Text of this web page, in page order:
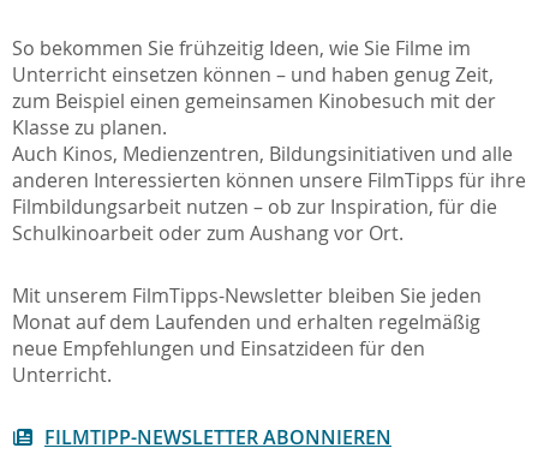
So bekommen Sie frühzeitig Ideen, wie Sie Filme im
Unterricht einsetzen können – und haben genug Zeit,
zum Beispiel einen gemeinsamen Kinobesuch mit der
Klasse zu planen.
Auch Kinos, Medienzentren, Bildungsinitiativen und alle
anderen Interessierten können unsere FilmTipps für ihre
Filmbildungsarbeit nutzen – ob zur Inspiration, für die
Schulkinoarbeit oder zum Aushang vor Ort.
Mit unserem FilmTipps-Newsletter bleiben Sie jeden
Monat auf dem Laufenden und erhalten regelmäßig
neue Empfehlungen und Einsatzideen für den
Unterricht.
FILMTIPP-NEWSLETTER ABONNIEREN